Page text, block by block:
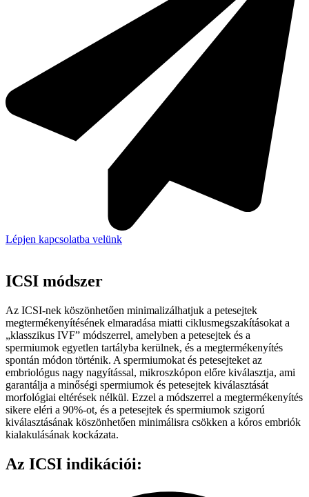
Lépjen kapcsolatba velünk
ICSI módszer
Az ICSI-nek köszönhetően minimalizálhatjuk a petesejtek
megtermékenyítésének elmaradása miatti ciklusmegszakításokat a
„klasszikus IVF” módszerrel, amelyben a petesejtek és a
spermiumok egyetlen tartályba kerülnek, és a megtermékenyítés
spontán módon történik. A spermiumokat és petesejteket az
embriológus nagy nagyítással, mikroszkópon előre kiválasztja, ami
garantálja a minőségi spermiumok és petesejtek kiválasztását
morfológiai eltérések nélkül. Ezzel a módszerrel a megtermékenyítés
sikere eléri a 90%-ot, és a petesejtek és spermiumok szigorú
kiválasztásának köszönhetően minimálisra csökken a kóros embriók
kialakulásának kockázata.
Az ICSI indikációi: